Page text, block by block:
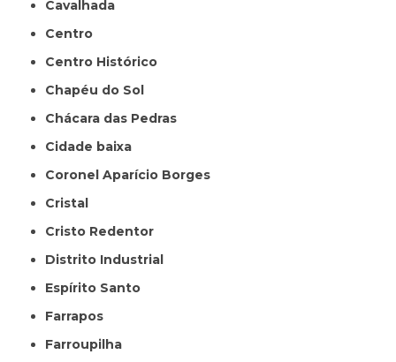
Cavalhada
Centro
Centro Histórico
Chapéu do Sol
Chácara das Pedras
Cidade baixa
Coronel Aparício Borges
Cristal
Cristo Redentor
Distrito Industrial
Espírito Santo
Farrapos
Farroupilha